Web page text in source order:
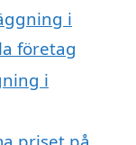
i
företag
i